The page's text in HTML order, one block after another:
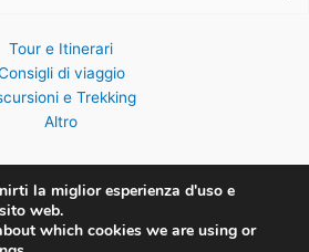
Tour e Itinerari
di viaggio
e Trekking
Altro
© 2026 ViaggiOvunque
la miglior esperienza d'uso e
web.
which cookies we are using or